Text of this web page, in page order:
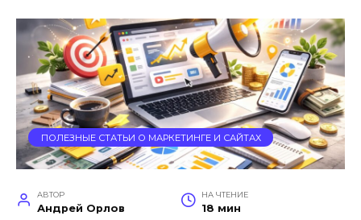
ПОЛЕЗНЫЕ СТАТЬИ О МАРКЕТИНГЕ И САЙТАХ
АВТОР
Андрей Орлов
НА ЧТЕНИЕ
18 мин